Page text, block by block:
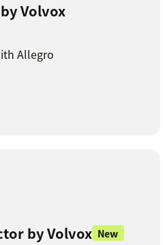
Volvox
Allegro
by Volvox New